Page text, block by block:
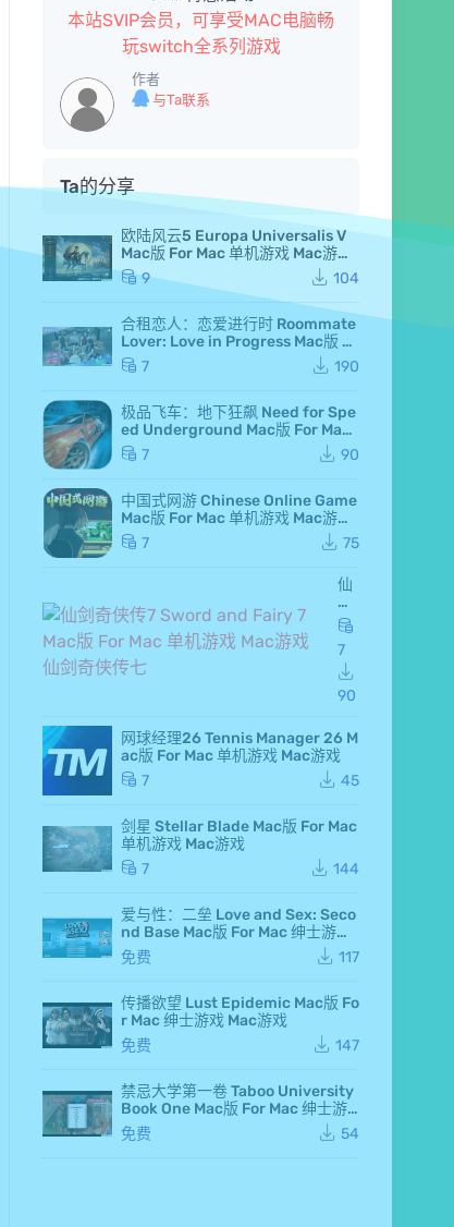
本站SVIP会员，可享受MAC电脑畅
玩switch全系列游戏
作者
与Ta联系
Ta的分享
欧陆风云5 Europa Universalis V
Mac版 For Mac 单机游戏 Mac游戏
高级白金版 全DLC版
9 104
合租恋人：恋爱进行时 Roommate
Lover: Love in Progress Mac版 Fo
r Mac GameStart Mac游戏
7 190
极品飞车：地下狂飙 Need for Spe
ed Underground Mac版 For Mac
极品飞车7 Mac游戏
7 90
中国式网游 Chinese Online Game
Mac版 For Mac 单机游戏 Mac游戏
MMOSimulator
7 75
仙
剑
奇
侠
传
7 S
wo
rd
d F
air
y 7
版
r M
机
游
戏
Ma
游
仙
剑
侠
传
七
7
90
网球经理26 Tennis Manager 26 M
ac版 For Mac 单机游戏 Mac游戏
7
45
剑星 Stellar Blade Mac版 For Mac
单机游戏 Mac游戏
7
144
爱与性：二垒 Love and Sex: Seco
nd Base Mac版 For Mac 绅士游戏
Mac游戏
免费 117
传播欲望 Lust Epidemic Mac版 Fo
r Mac 绅士游戏 Mac游戏
免费
147
禁忌大学第一卷 Taboo University
Book One Mac版 For Mac 绅士游
戏 Mac游戏
免费 54